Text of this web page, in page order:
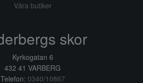
Våra butiker
skor
Kyrkogatan 6
432 41 VARBERG
Telefon: 0340/10867